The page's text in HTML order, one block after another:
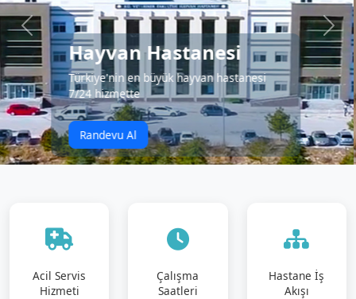
7/24 Acil Servis
Acil Durumlar İçin Her An
Hizmetinizdeyiz
Acil Hizmetler
Acil Servis
Hizmeti
Çalışma
Saatleri
Hastane İş
Akışı